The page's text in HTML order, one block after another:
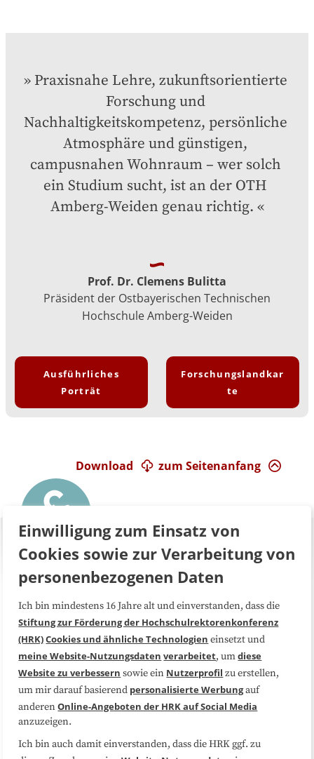
Praxisnahe Lehre, zukunftsorientierte
Forschung und
Nachhaltigkeitskompetenz, persönliche
Atmosphäre und günstigen,
campusnahen Wohnraum – wer solch
ein Studium sucht, ist an der OTH
Amberg-Weiden genau richtig.
Prof. Dr. Clemens Bulitta
Präsident der Ostbayerischen Technischen
Hochschule Amberg-Weiden
Ausführliches
Porträt
Forschungslandkar
te
zum Seitenanfang
Download
Über uns FAQ
Medienarbeit Kooperationen
Datenschutzerklärung Impressum
Sitemap
Einwilligung zum Einsatz von
Cookies sowie zur Verarbeitung von
personenbezogenen Daten
Ich bin mindestens 16 Jahre alt und einverstanden, dass die
Stiftung zur Förderung der Hochschulrektorenkonferenz
(HRK)Cookies und ähnliche Technologien einsetzt und
meine Website-Nutzungsdaten verarbeitet, umdiese
Website zu verbessern sowie ein Nutzerprofil zu erstellen,
um mir darauf basierend personalisierte Werbungauf
anderenOnline-Angeboten der HRK auf Social Media
anzuzeigen.
Ich bin auch damit einverstanden, dass die HRK ggf. zu